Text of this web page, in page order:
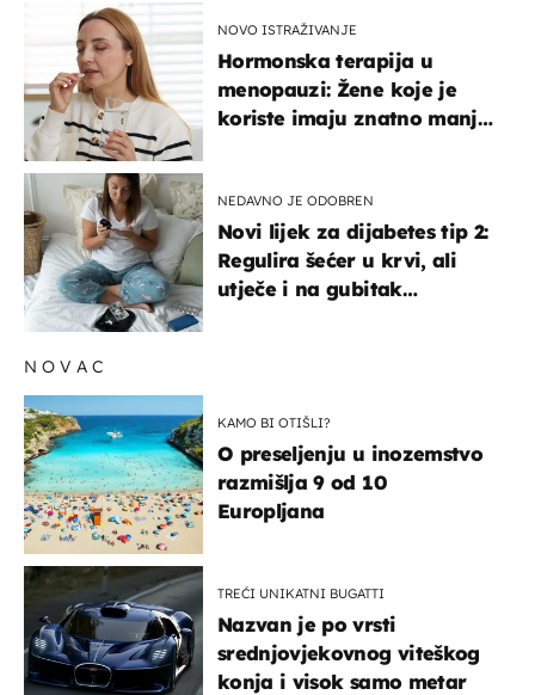
NOVO ISTRAŽIVANJE
Hormonska terapija u
menopauzi: Žene koje je
koriste imaju znatno manji
NEDAVNO JE ODOBREN
Novi lijek za dijabetes tip 2:
Regulira šećer u krvi, ali
utječe i na gubitak
NOVAC
KAMO BI OTIŠLI?
O preseljenju u inozemstvo
razmišlja 9 od 10
Europljana
TREĆI UNIKATNI BUGATTI
Nazvan je po vrsti
srednjovjekovnog viteškog
konja i visok samo metar